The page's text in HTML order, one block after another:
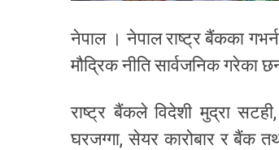
नेपाल । नेपाल राष्ट्र बैंकका
मौद्रिक नीति सार्वजनिक गरेका
राष्ट्र बैंकले विदेशी मुद्रा
घरजग्गा, सेयर कारोबार र बैंक